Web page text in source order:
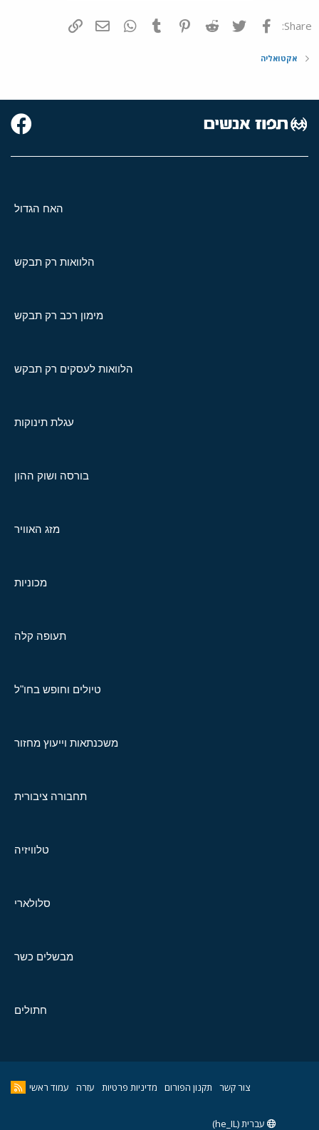
Share: פייסבוק Twitter
Reddit
Pinterest
Tumblr
WhatsAppדואר אלקטרוני
אקטואליה
האח הגדול
הלוואות רק תבקש
מימון רכב רק תבקש
הלוואות לעסקים רק תבקש
עגלת תינוקות
בורסה ושוק ההון
מזג האוויר
מכוניות
תעופה קלה
טיולים וחופש בחו"ל
משכנתאות וייעוץ מחזור
תחבורה ציבורית
טלוויזיה
סלולארי
מבשלים כשר
חתולים
צור קשר תקנון הפורום מדיניות פרטיות עזרה עמוד ראשי
עברית (he_IL)